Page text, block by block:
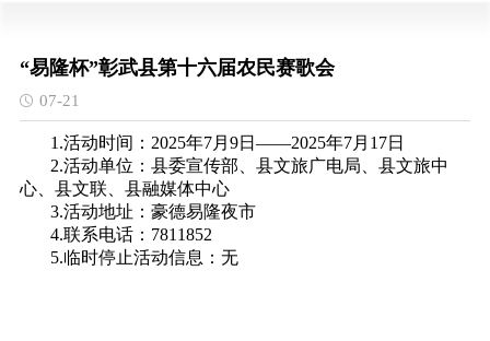
“易隆杯”彰武县第十六届农民赛歌会
07-21
1.活动时间：2025年7月9日——2025年7月17日
2.活动单位：县委宣传部、县文旅广电局、县文旅中
心、县文联、县融媒体中心
3.活动地址：豪德易隆夜市
4.联系电话：7811852
5.临时停止活动信息：无